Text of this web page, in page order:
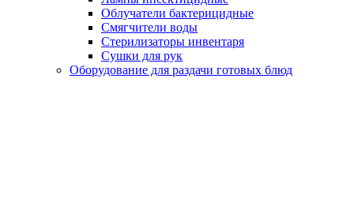
Облучатели бактерицидные
Смягчители воды
Стерилизаторы инвентаря
Сушки для рук
Оборудование для раздачи готовых блюд